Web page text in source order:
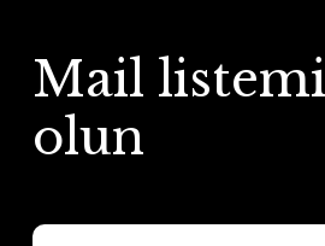
Mail
olun